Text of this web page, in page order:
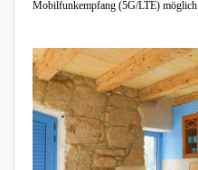
Mobilfunkempfang (5G/LTE) möglich